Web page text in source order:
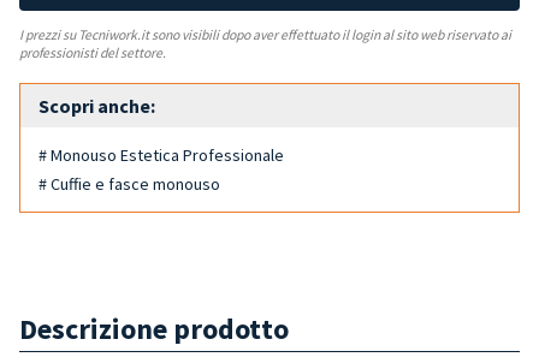
I prezzi su Tecniwork.it sono visibili dopo aver effettuato il login al sito web riservato ai
professionisti del settore.
Scopri anche:
# Monouso Estetica Professionale
# Cuffie e fasce monouso
Descrizione prodotto